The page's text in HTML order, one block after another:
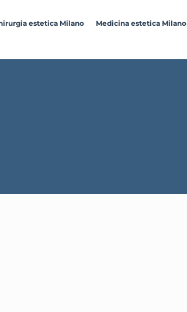
estetica Milano Medicina estetica Milano